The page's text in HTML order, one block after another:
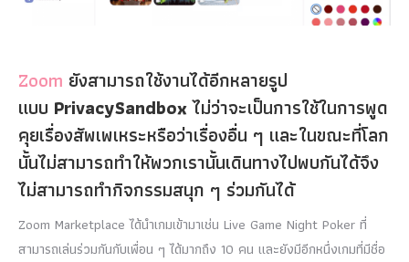
Zoom ยังสามารถใช้งานได้อีกหลายรูป
แบบ PrivacySandboxไม่ว่าจะเป็นการใช้ในการพูด
คุยเรื่องสัพเพเหระหรือว่าเรื่องอื่น ๆ และในขณะที่โลก
นั้นไม่สามารถทำให้พวกเรานั้นเดินทางไปพบกันได้จึง
ไม่สามารถทำกิจกรรมสนุก ๆ ร่วมกันได้
Zoom Marketplace ได้นำเกมเข้ามาเช่น Live Game Night Poker ที่
สามารถเล่นร่วมกันกับเพื่อน ๆ ได้มากถึง 10 คน และยังมีอีกหนึ่งเกมที่มีชื่อ